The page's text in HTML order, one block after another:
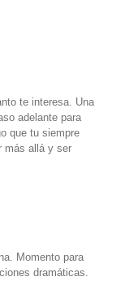
te interesa. Una
adelante para
que tu siempre
más allá y ser
Momento para
dramáticas.